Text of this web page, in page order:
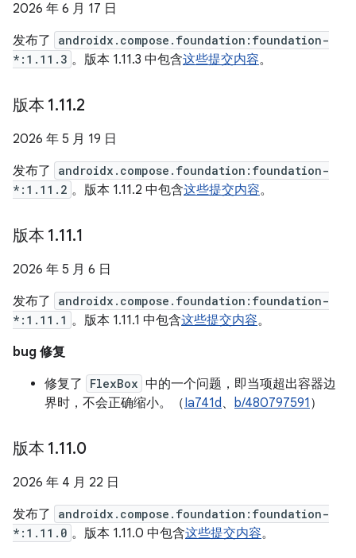
2026 年 6 月 17 日
发布了
androidx.compose.foundation:foundation-
*:1.11.3 。版本 1.11.3 中包含这些提交内容。
版本 1.11.2
2026 年 5 月 19 日
发布了
androidx.compose.foundation:foundation-
*:1.11.2 。版本 1.11.2 中包含这些提交内容。
版本 1.11.1
2026 年 5 月 6 日
发布了
androidx.compose.foundation:foundation-
*:1.11.1 。版本 1.11.1 中包含这些提交内容。
bug 修复
修复了
FlexBox 中的一个问题，即当项超出容器边
界时，不会正确缩小。（Ia741d、 b/480797591 ）
版本 1.11.0
2026 年 4 月 22 日
发布了
androidx.compose.foundation:foundation-
*:1.11.0 。版本 1.11.0 中包含这些提交内容。